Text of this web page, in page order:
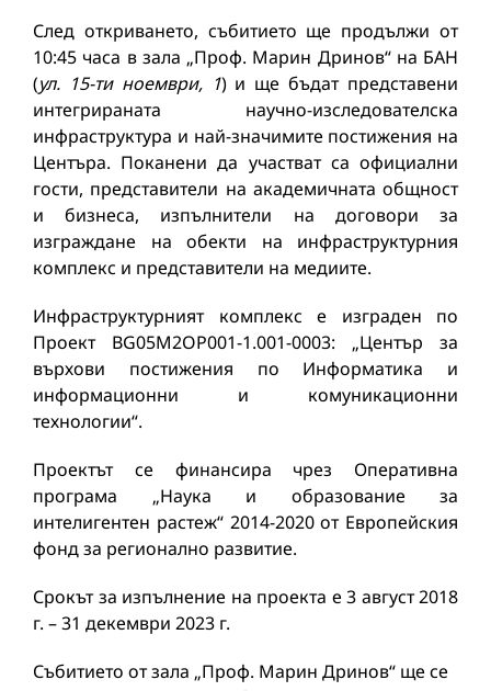
След откриването, събитието ще продължи от
10:45 часа в зала „Проф. Марин Дринов“ на БАН
(ул. 15-ти ноември, 1) и ще бъдат представени
интегрираната научно-изследователска
инфраструктура и най-значимите постижения на
Центъра. Поканени да участват са официални
гости, представители на академичната общност
и бизнеса, изпълнители на договори за
изграждане на обекти на инфраструктурния
комплекс и представители на медиите.
Инфраструктурният комплекс е изграден по
Проект BG05M2OP001-1.001-0003: „Център за
върхови постижения по Информатика и
информационни и комуникационни
технологии“.
Проектът се финансира чрез Оперативна
програма „Наука и образование за
интелигентен растеж“ 2014-2020 от Европейския
фонд за регионално развитие.
Срокът за изпълнение на проекта е 3 август 2018
г. – 31 декември 2023 г.
Събитието от зала „Проф. Марин Дринов“ ще се